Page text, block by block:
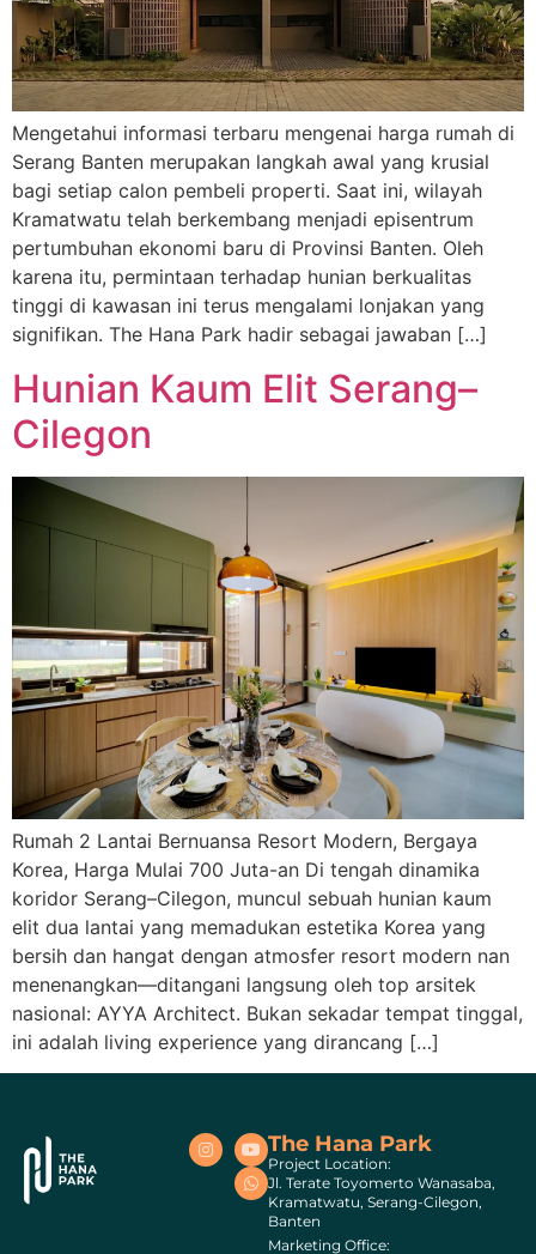
Mengetahui informasi terbaru mengenai harga rumah di
Serang Banten merupakan langkah awal yang krusial
bagi setiap calon pembeli properti. Saat ini, wilayah
Kramatwatu telah berkembang menjadi episentrum
pertumbuhan ekonomi baru di Provinsi Banten. Oleh
karena itu, permintaan terhadap hunian berkualitas
tinggi di kawasan ini terus mengalami lonjakan yang
signifikan. The Hana Park hadir sebagai jawaban […]
Hunian Kaum Elit Serang–
Cilegon
Rumah 2 Lantai Bernuansa Resort Modern, Bergaya
Korea, Harga Mulai 700 Juta-an Di tengah dinamika
koridor Serang–Cilegon, muncul sebuah hunian kaum
elit dua lantai yang memadukan estetika Korea yang
bersih dan hangat dengan atmosfer resort modern nan
menenangkan—ditangani langsung oleh top arsitek
nasional: AYYA Architect. Bukan sekadar tempat tinggal,
ini adalah living experience yang dirancang […]
The Hana Park
Project Location:
Jl. Terate Toyomerto Wanasaba,
Kramatwatu, Serang-Cilegon,
Banten
Marketing Office: